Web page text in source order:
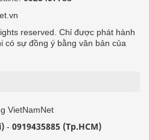
reserved. Chỉ được phát hành
có sự đồng ý bằng văn bản của
VietNamNet
- 0919435885 (Tp.HCM)